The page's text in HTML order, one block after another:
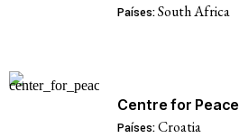
Países:South Africa
Centre for
Países:Croatia